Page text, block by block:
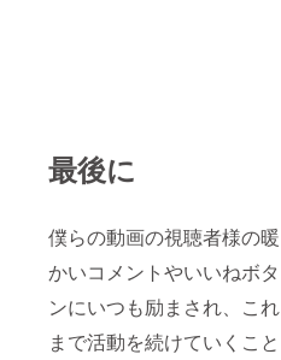
最後に
僕らの動画の視聴者様の暖
かいコメントやいいねボタ
ンにいつも励まされ、これ
まで活動を続けていくこと